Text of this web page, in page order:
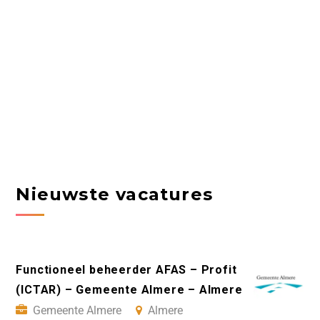
Nieuwste vacatures
Functioneel beheerder AFAS – Profit
(ICTAR) – Gemeente Almere – Almere
Gemeente Almere
Almere